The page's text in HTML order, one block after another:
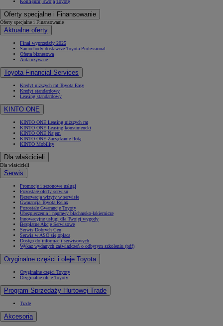
Konfiguruj swoją Toyotę
Oferty specjalne i Finansowanie
Oferty specjalne i Finansowanie
Aktualne oferty
Finał wyprzedaży 2025
Samochody dostawcze Toyota Professional
Oferta biznesowa
Auta używane
Toyota Financial Services
Kredyt niższych rat Toyota Easy
Kredyt standardowy
Leasing standardowy
KINTO ONE
KINTO ONE Leasing niższych rat
KINTO ONE Leasing konsumencki
KINTO ONE Najem
KINTO ONE Zarządzanie flotą
KINTO Mobility
Dla właścicieli
Dla właścicieli
Serwis
Promocje i sezonowe usługi
Pozostałe oferty serwisu
Rezerwacja wizyty w serwisie
Gwarancja Toyota Relax
Pozostałe Gwarancje Toyoty
Ubezpieczenia i naprawy blacharsko-lakiernicze
Innowacyjne usługi dla Twojej wygody
Bezpłatne Akcje Serwisowe
Serwis Dobrych Cen
Serwis w ASO się opłaca
Dostęp do informacji serwisowych
Wykaz wydanych zaświadczeń o odbytym szkoleniu (pdf)
Oryginalne części i oleje Toyota
Oryginalne części Toyoty
Oryginalne oleje Toyoty
Program Sprzedaży Hurtowej Trade
Trade
Akcesoria